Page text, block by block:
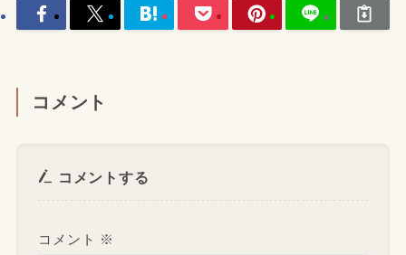
コメント
コメントする
コメント ※